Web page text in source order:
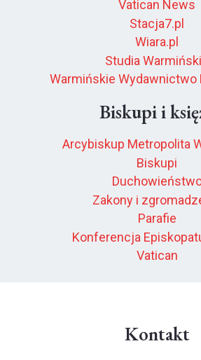
Vatican News
Stacja7.pl
Wiara.pl
Studia
Warmińskie Wydawnictwo
Biskupi i
Arcybiskup Metropolita
Biskupi
Zakony i
Parafie
Konferencja
Vatican
Kontakt